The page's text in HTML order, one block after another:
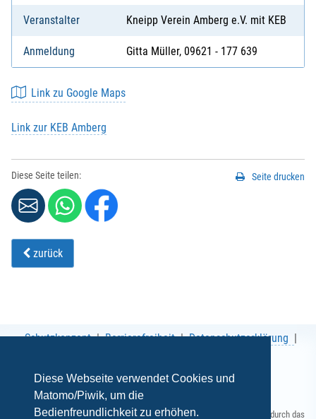
Diese Webseite verwendet Cookies und
Matomo/Piwik, um die
Bedienfreundlichkeit zu erhöhen.
Veranstalter Kneipp Verein Amberg e.V. mit KEB
Anmeldung Gitta Müller, 09621 - 177 639
Link zu Google Maps
Link zur KEB Amberg
Diese Seite teilen: Seite drucken
zurück
Schutzkonzept Barrierefreiheit
Datenschutzerklärung
Gefördert durch das